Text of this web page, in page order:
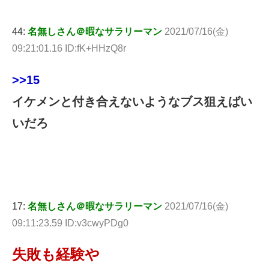
44: 名無しさん＠暇なサラリーマン 2021/07/16(金)
09:21:01.16 ID:fK+HHzQ8r
>>15
イケメンと付き合えないようなブス狙えばい
いだろ
17: 名無しさん＠暇なサラリーマン 2021/07/16(金)
09:11:23.59 ID:v3cwyPDg0
失敗も経験や